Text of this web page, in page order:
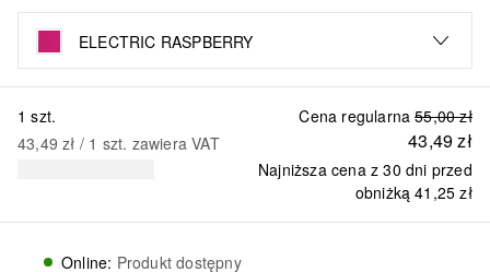
ELECTRIC RASPBERRY
Cena regularna 55,00 zł
43,49 zł
Najniższa cena z 30 dni przed
obniżką 41,25 zł
1 szt.
43,49 zł / 1 szt. zawiera VAT
Online: Produkt dostępny